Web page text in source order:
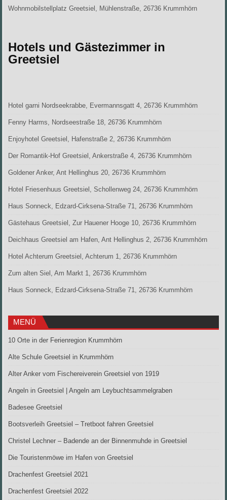
Wohnmobilstellplatz Greetsiel, Mühlenstraße, 26736 Krummhörn
Hotels und Gästezimmer in
Greetsiel
Hotel garni Nordseekrabbe, Evermannsgatt 4, 26736 Krummhörn
Fenny Harms, Nordseestraße 18, 26736 Krummhörn
Enjoyhotel Greetsiel, Hafenstraße 2, 26736 Krummhörn
Der Romantik-Hof Greetsiel, Ankerstraße 4, 26736 Krummhörn
Goldener Anker, Ant Hellinghus 20, 26736 Krummhörn
Hotel Friesenhuus Greetsiel, Schollenweg 24, 26736 Krummhörn
Haus Sonneck, Edzard-Cirksena-Straße 71, 26736 Krummhörn
Gästehaus Greetsiel, Zur Hauener Hooge 10, 26736 Krummhörn
Deichhaus Greetsiel am Hafen, Ant Hellinghus 2, 26736 Krummhörn
Hotel Achterum Greetsiel, Achterum 1, 26736 Krummhörn
Zum alten Siel, Am Markt 1, 26736 Krummhörn
Haus Sonneck, Edzard-Cirksena-Straße 71, 26736 Krummhörn
MENÜ
10 Orte in der Ferienregion Krummhörn
Alte Schule Greetsiel in Krummhörn
Alter Anker vom Fischereiverein Greetsiel von 1919
Angeln in Greetsiel | Angeln am Leybuchtsammelgraben
Badesee Greetsiel
Bootsverleih Greetsiel – Tretboot fahren Greetsiel
Christel Lechner – Badende an der Binnenmuhde in Greetsiel
Die Touristenmöwe im Hafen von Greetsiel
Drachenfest Greetsiel 2021
Drachenfest Greetsiel 2022